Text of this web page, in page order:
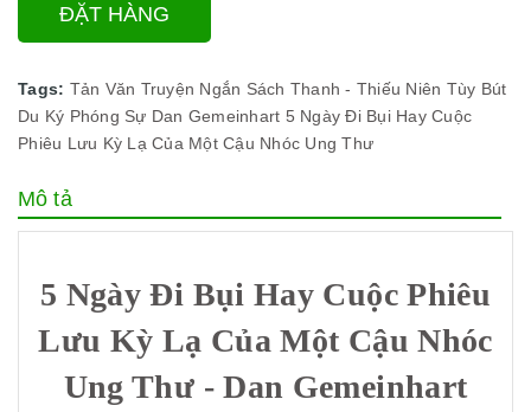
ĐẶT HÀNG
Tags: Tản Văn Truyện Ngắn Sách Thanh - Thiếu Niên Tùy Bút
Du Ký Phóng Sự Dan Gemeinhart 5 Ngày Đi Bụi Hay Cuộc
Phiêu Lưu Kỳ Lạ Của Một Cậu Nhóc Ung Thư
Mô tả
5 Ngày Đi Bụi Hay Cuộc Phiêu
Lưu Kỳ Lạ Của Một Cậu Nhóc
Ung Thư - Dan Gemeinhart